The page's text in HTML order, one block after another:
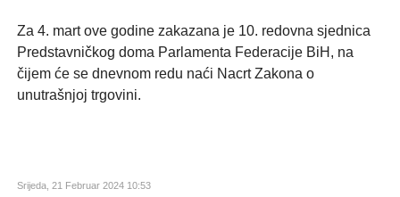
Za 4. mart ove godine zakazana je 10. redovna sjednica
Predstavničkog doma Parlamenta Federacije BiH, na
čijem će se dnevnom redu naći Nacrt Zakona o
unutrašnjoj trgovini.
Srijeda, 21 Februar 2024 10:53